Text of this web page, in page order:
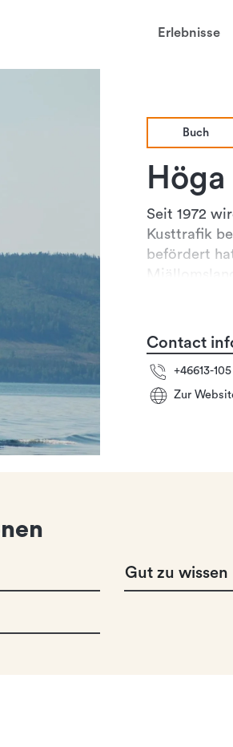
Erlebnisse
Buch
Seit 1972
Kusttrafik
befördert
Contact
+46613-
Zur
Gut zu wissen